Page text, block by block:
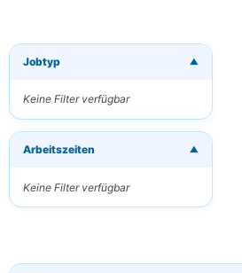
Jobtyp ▼
Keine Filter verfügbar
Arbeitszeiten ▼
Keine Filter verfügbar